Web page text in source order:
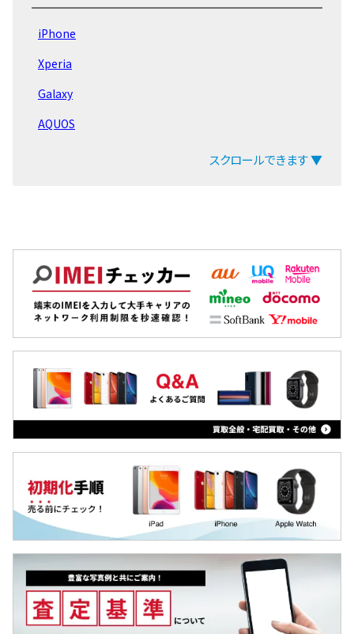
iPad Pro 11 第5世代
iPad Air 第6世代
iPad Pro 11 第4世代
iPad Pro 12.9 第6世代
iPad 第10世代 2022
iPad 第9世代 2021
EveryPhone
iPad Pro 12.9 第5世代
iPad Pro 11 第3世代
LG VELVET
iPad Air 第4世代
iPad Pro 12.9 第4世代
iPad Pro 11 第2世代
ZTE a1
iPad 第7世代 2019
iPad Air 第3世代
iPad mini 第5世代
iPhone
Xperia
Galaxy
AQUOS
Xiaomi
MacBook
iPad
Qua tab
dtab
MediaPad
LAVIE Tab
YOGA Tab
Surface
Galaxyタブ
Pixel Tab
スクロールできます ▼